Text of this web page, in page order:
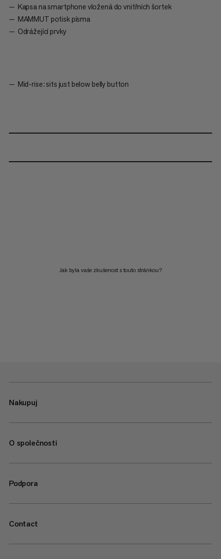
Kapsa na smartphone vložená do vnitřních šortek
MAMMUT potisk písma
Odrážející prvky
Mid-rise: sits just below belly button
Jak byla vaše zkušenost s touto stránkou?
Nakupuj
O společnosti
Podpora
Contact